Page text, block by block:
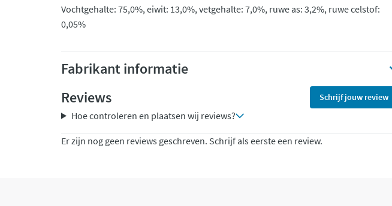
Vochtgehalte: 75,0%, eiwit: 13,0%, vetgehalte: 7,0%, ruwe as: 3,2%, ruwe celstof:
0,05%
Fabrikant informatie
Reviews
Schrijf jouw review
Hoe controleren en plaatsen wij reviews?
Er zijn nog geen reviews geschreven. Schrijf als eerste een review.